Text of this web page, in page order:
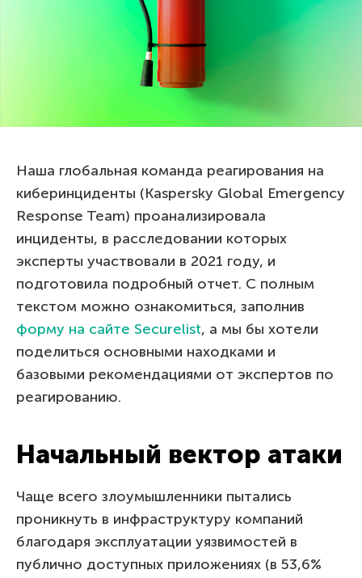
Наша глобальная команда реагирования на
киберинциденты (Kaspersky Global Emergency
Response Team) проанализировала
инциденты, в расследовании которых
эксперты участвовали в 2021 году, и
подготовила подробный отчет. С полным
текстом можно ознакомиться, заполнив
форму на сайте Securelist, а мы бы хотели
поделиться основными находками и
базовыми рекомендациями от экспертов по
реагированию.
Начальный вектор атаки
Чаще всего злоумышленники пытались
проникнуть в инфраструктуру компаний
благодаря эксплуатации уязвимостей в
публично доступных приложениях (в 53,6%